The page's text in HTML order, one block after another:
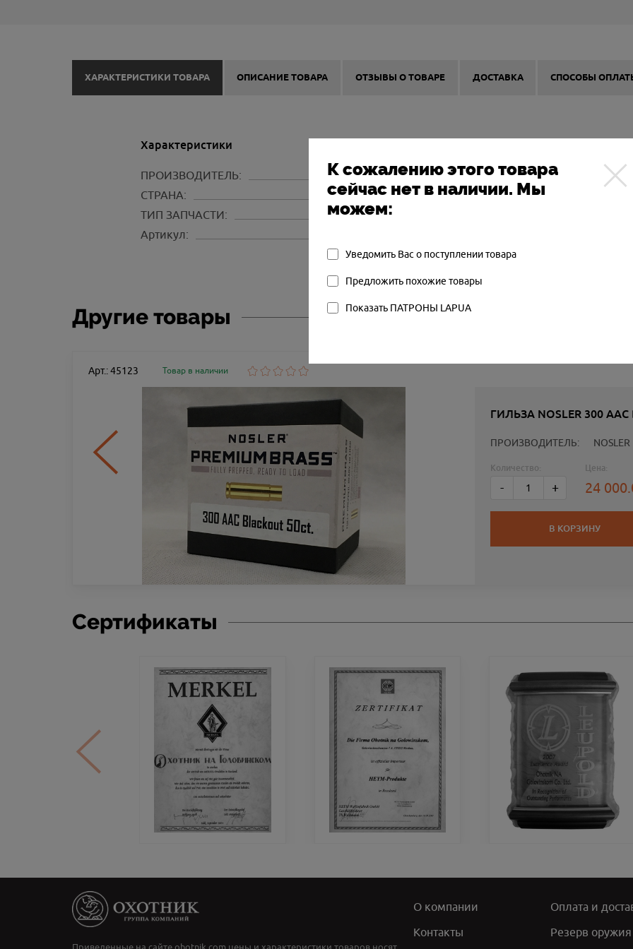
ХАРАКТЕРИСТИКИ ТОВАРА ОПИСАНИЕ ТОВАРА ОТЗЫВЫ О ТОВАРЕ ДОСТАВКА СПОСОБЫ
Характеристики
ПРОИЗВОДИТЕЛЬ: LAPUA
СТРАНА: ФИНЛЯНДИЯ
ТИП ЗАПЧАСТИ:
Артикул:
К сожалению этого товара
сейчас нет в наличии. Мы
можем:
Уведомить Вас о поступлении товара
Предложить похожие товары
Показать ПАТРОНЫ LAPUA
Другие товары
Арт.: 45123 Товар в наличии
ГИЛЬЗА NOSLER 300 AAC
ПРОИЗВОДИТЕЛЬ: NOSLER
Количество:
- +
Цена:
24
В КОРЗИНУ
Сертификаты
О компании
Контакты
Оплата и
Резерв оружия